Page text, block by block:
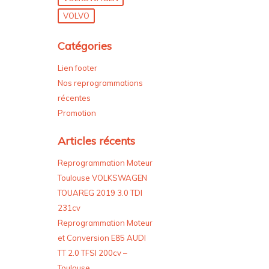
VOLVO
Catégories
Lien footer
Nos reprogrammations
récentes
Promotion
Articles récents
Reprogrammation Moteur
Toulouse VOLKSWAGEN
TOUAREG 2019 3.0 TDI
231cv
Reprogrammation Moteur
et Conversion E85 AUDI
TT 2.0 TFSI 200cv –